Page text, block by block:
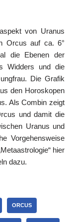
von Uranus
Orcus auf ca. 6°
die Ebenen der
Widders und die
Die Grafik
den Horoskopen
Als Combin zeigt
und damit die
Uranus und
Vorgehensweise
hier
dazu.
ORCUS